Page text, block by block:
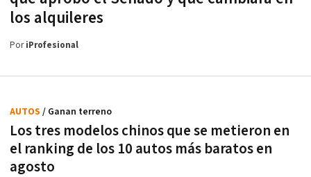
los alquileres
PoriProfesional
Los tres modelos chinos que se metieron en
el ranking de los 10 autos más baratos en
agosto
AUTOS / Ganan terreno